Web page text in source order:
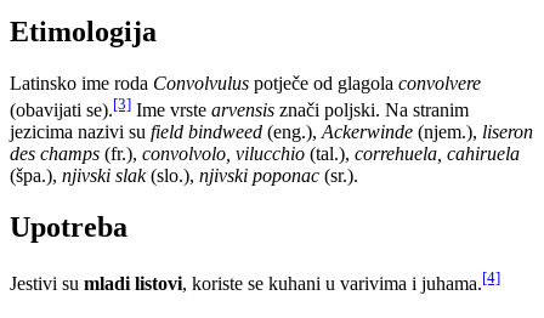
Etimologija
Latinsko ime roda Convolvulus potječe od glagola convolvere
(obavijati se).[3] Ime vrste arvensis znači poljski. Na stranim
jezicima nazivi su field bindweed (eng.), Ackerwinde (njem.), liseron
des champs (fr.), convolvolo, vilucchio (tal.), correhuela, cahiruela
(špa.), njivski slak(slo.), njivski poponac (sr.).
Upotreba
Jestivi su mladi listovi, koriste se kuhani u varivima i juhama.[4]